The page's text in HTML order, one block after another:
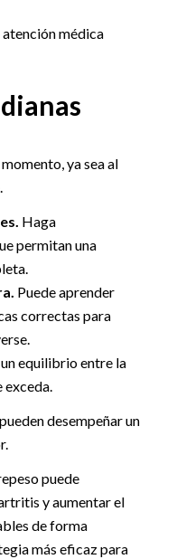
médica
ya sea al
Haga
permitan una
Puede aprender
correctas para
equilibrio entre la
exceda.
desempeñar un
puede
y aumentar el
de forma
más eficaz para